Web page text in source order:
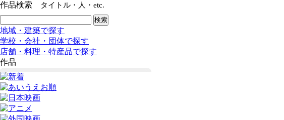
作品検索 タイトル・人・etc.
地域・建築で探す
学校・会社・団体で探す
店舗・料理・特産品で探す
作品